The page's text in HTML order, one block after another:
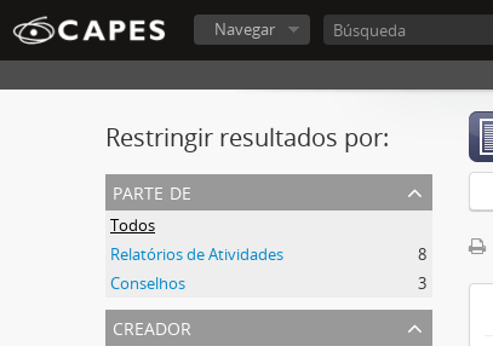
Navegar
Restringir resultados por:
parte de
Todos
Relatórios de Atividades
8
Conselhos
3
creador